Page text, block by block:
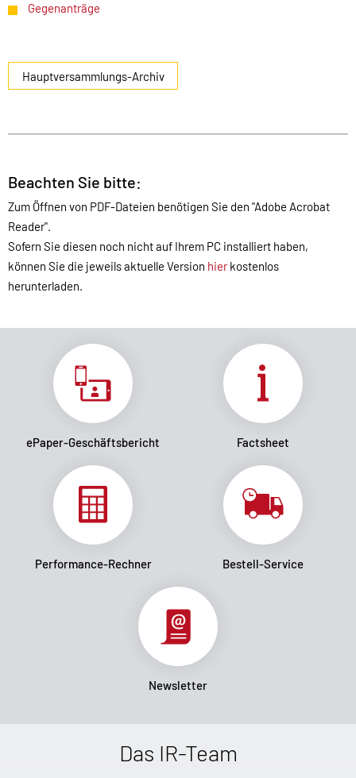
Gegenanträge
Hauptversammlungs-Archiv
Beachten Sie bitte:
Zum Öffnen von PDF-Dateien benötigen Sie den "Adobe Acrobat
Reader".
Sofern Sie diesen noch nicht auf Ihrem PC installiert haben,
können Sie die jeweils aktuelle Version hierkostenlos
herunterladen.
ePaper-Geschäftsbericht Factsheet
Performance-Rechner Bestell-Service
Newsletter
Das IR-Team